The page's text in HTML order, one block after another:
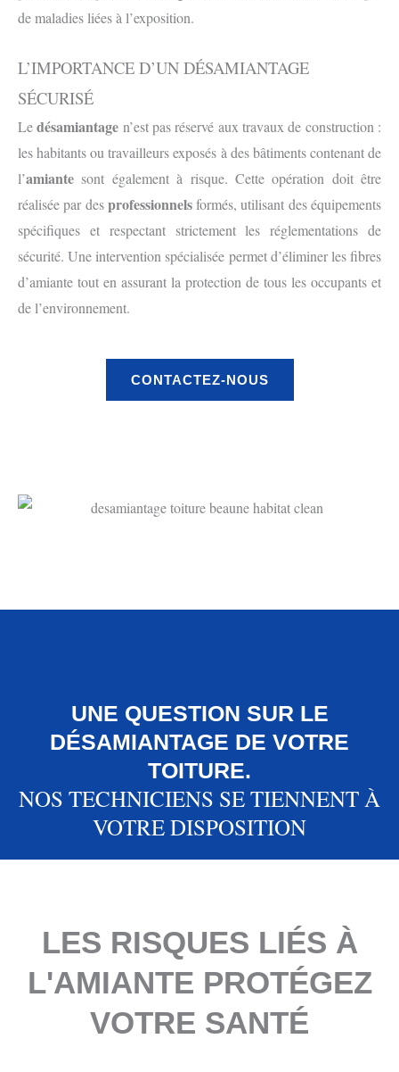
de maladies liées à l’exposition.
L’IMPORTANCE D’UN DÉSAMIANTAGE
SÉCURISÉ
Ledésamiantage n’est pas réservé aux travaux de construction :
les habitants ou travailleurs exposés à des bâtiments contenant de
l’amiante sont également à risque. Cette opération doit être
réalisée par desprofessionnelsformés, utilisant des équipements
spécifiques et respectant strictement les réglementations de
sécurité. Une intervention spécialisée permet d’éliminer les fibres
d’amiante tout en assurant la protection de tous les occupants et
de l’environnement.
CONTACTEZ-NOUS
UNE QUESTION SUR LE
DÉSAMIANTAGE DE VOTRE
TOITURE.
NOS TECHNICIENS SE TIENNENT À
VOTRE DISPOSITION
LES RISQUES LIÉS À
L'AMIANTE PROTÉGEZ
VOTRE SANTÉ